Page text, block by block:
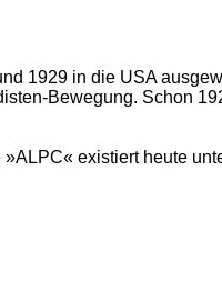
1929 in die USA
Bewegung. Schon
»ALPC« existiert heute